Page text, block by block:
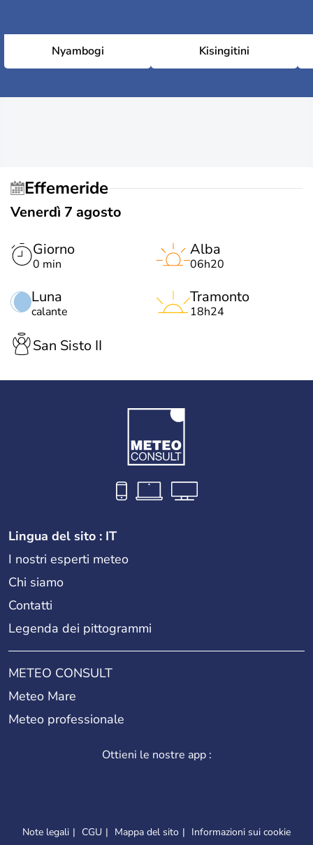
Nyambogi Kisingitini
Effemeride
Venerdì 7 agosto
Giorno
0 min
Luna
calante
Alba
06h20
Tramonto
18h24
San Sisto II
Lingua del sito : IT
I nostri esperti meteo
Chi siamo
Contatti
Legenda dei pittogrammi
METEO CONSULT
Meteo Mare
Meteo professionale
Ottieni le nostre app :
Note legali CGU Mappa del sito Informazioni sui cookie